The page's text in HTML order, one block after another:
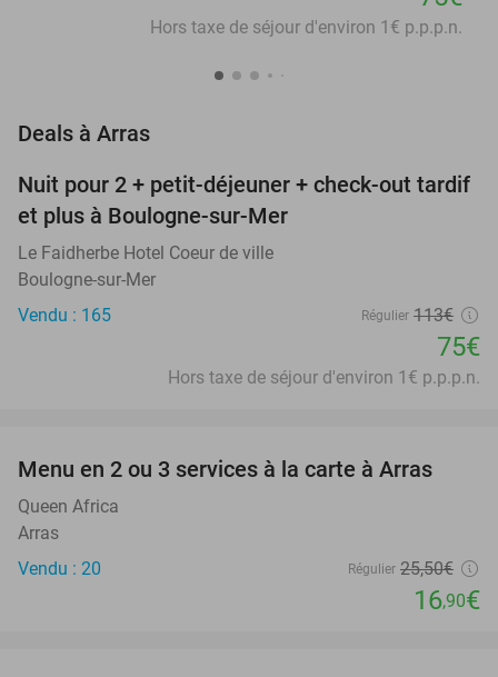
Hors taxe de séjour d'environ 1€ p.p.p.n.
Deals à Arras
34%
NEW
TODAY
Nuit pour 2 + petit-déjeuner + check-out tardif
et plus à Boulogne-sur-Mer
Le Faidherbe Hotel Coeur de ville
Boulogne-sur-Mer
Vendu : 165
Régulier 113€
75€
Hors taxe de séjour d'environ 1€ p.p.p.n.
34%
Menu en 2 ou 3 services à la carte à Arras
Queen Africa
Arras
Vendu : 20
Régulier 25,50€
16,90€